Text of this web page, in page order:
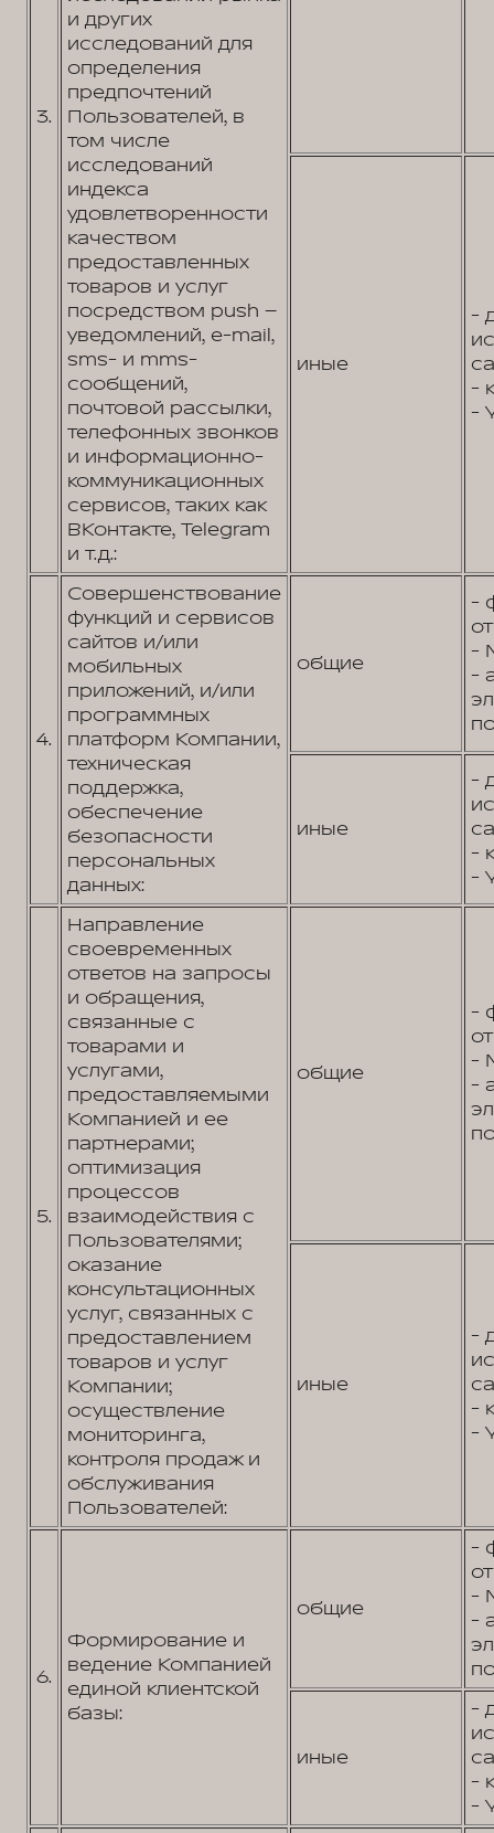
3.
и других
исследований для
определения
предпочтений
Пользователей, в
том числе
исследований
индекса
удовлетворенности
качеством
предоставленных
товаров и услуг
посредством push –
уведомлений, e-mail,
sms- и mms-
сообщений,
почтовой рассылки,
телефонных звонков
и информационно-
коммуникационных
сервисов, таких как
ВКонтакте, Telegram
и т.д.:
иные
-
-
-
4.
Совершенствование
функций и сервисов
сайтов и/или
мобильных
приложений, и/или
программных
платформ Компании,
техническая
поддержка,
обеспечение
безопасности
персональных
данных:
общие
-
-
-
иные
-
-
-
5.
Направление
своевременных
ответов на запросы
и обращения,
связанные с
товарами и
услугами,
предоставляемыми
Компанией и ее
партнерами;
оптимизация
процессов
взаимодействия с
Пользователями;
оказание
консультационных
услуг, связанных с
предоставлением
товаров и услуг
Компании;
осуществление
мониторинга,
контроля продаж и
обслуживания
Пользователей:
общие
-
-
-
иные
-
-
-
6.
Формирование и
ведение Компанией
единой клиентской
базы:
общие
-
-
-
иные
-
-
-